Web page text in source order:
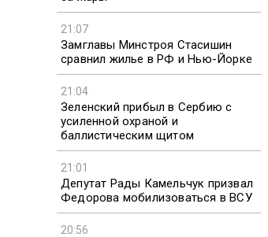
21:07
Замглавы Минстроя Стасишин
сравнил жилье в РФ и Нью-Йорке
21:04
Зеленский прибыл в Сербию с
усиленной охраной и
баллистическим щитом
21:01
Депутат Рады Камельчук призвал
Федорова мобилизоваться в ВСУ
20:56